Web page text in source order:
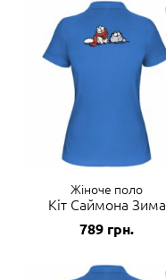
Жіноче поло
Кіт Саймона Зима
789 грн.